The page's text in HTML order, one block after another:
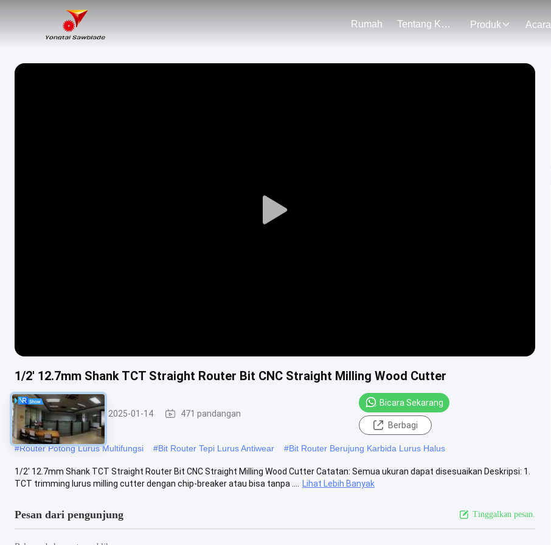
Rumah Tentang Kami Produk Acara
Play
1/2' 12.7mm Shank TCT Straight Router Bit CNC Straight Milling Wood Cutter
TCT Lurus Bit 2025-01-14 471 pandangan
Bicara Sekarang
Berbagi
#Router Potong Lurus Multifungsi #Bit Router Tepi Lurus Antiwear #Bit Router Berujung Karbida Lurus Halus
1/2' 12.7mm Shank TCT Straight Router Bit CNC Straight Milling Wood Cutter Catatan: Semua ukuran dapat disesuaikan Deskripsi: 1.
TCT trimming lurus milling cutter dengan chip-breaker atau bisa tanpa ....
Lihat Lebih Banyak
Pesan dari pengunjung Tinggalkan pesan.